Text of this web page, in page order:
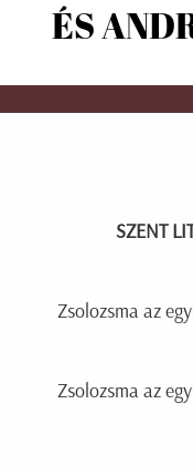
ÉS
SZENT
Zsolozsma az
Zsolozsma az